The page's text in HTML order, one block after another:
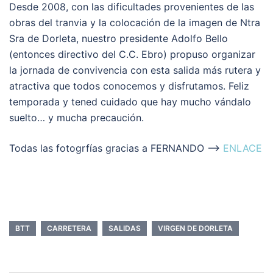
Desde 2008, con las dificultades provenientes de las
obras del tranvia y la colocación de la imagen de Ntra
Sra de Dorleta, nuestro presidente Adolfo Bello
(entonces directivo del C.C. Ebro) propuso organizar
la jornada de convivencia con esta salida más rutera y
atractiva que todos conocemos y disfrutamos. Feliz
temporada y tened cuidado que hay mucho vándalo
suelto… y mucha precaución.
Todas las fotogrfías gracias a FERNANDO –> ENLACE
BTT CARRETERA SALIDAS VIRGEN DE DORLETA